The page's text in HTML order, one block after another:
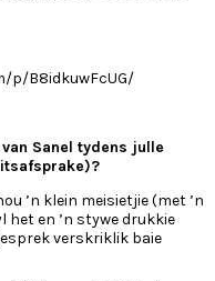
p/B8idkuwFcUG/
Sanel tydens julle
’n klein meisietjie (met ’n
het en ’n stywe drukkie
verskriklik baie